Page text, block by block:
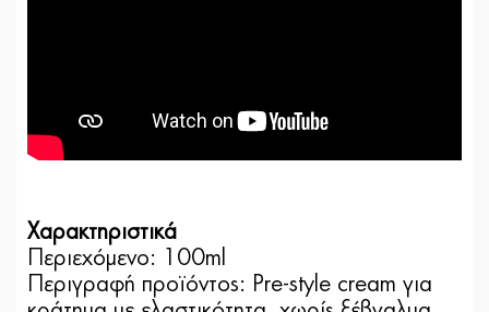
Χαρακτηριστικά
Περιεχόμενο: 100ml
Περιγραφή προϊόντος: Pre-style cream για